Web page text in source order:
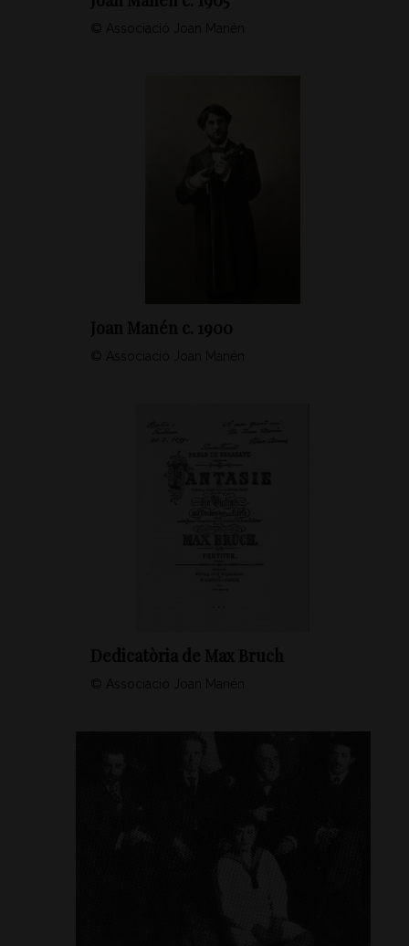
© Associació Joan Manén
Joan Manén c. 1900
© Associació Joan Manén
Dedicatòria de Max Bruch
© Associació Joan Manén